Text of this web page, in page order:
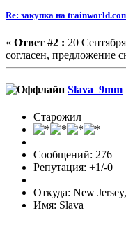
Re: закупка на
« Ответ #2 : 20
согласен, предложение
Slava_9mm
Старожил
Сообщений: 276
Репутация: +1/-0
Откуда: New
Имя: Slava